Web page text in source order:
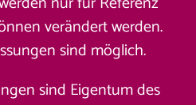
verändert werden.
sind möglich.
sind Eigentum des